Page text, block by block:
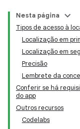
Nesta página
Tipos de acesso à
Localização em
Localização em
Precisão
Lembrete da
Conferir se há
do app
Outros recursos
Codelabs